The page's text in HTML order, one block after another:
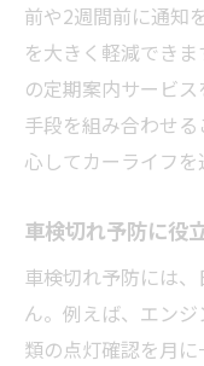
前や2週間前に通知
を大きく軽減でき
の定期案内サービ
手段を組み合わせ
心してカーライフを
車検切れ予防に役
車検切れ予防には
ん。例えば、エン
類の点灯確認を月